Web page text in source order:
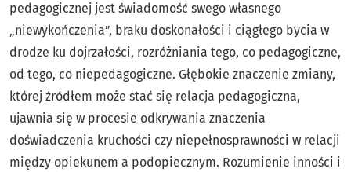
pedagogicznej jest świadomość swego własnego
„niewykończenia”, braku doskonałości i ciągłego bycia w
drodze ku dojrzałości, rozróżniania tego, co pedagogiczne,
od tego, co niepedagogiczne. Głębokie znaczenie zmiany,
której źródłem może stać się relacja pedagogiczna,
ujawnia się w procesie odkrywania znaczenia
doświadczenia kruchości czy niepełnosprawności w relacji
między opiekunem a podopiecznym. Rozumienie inności i